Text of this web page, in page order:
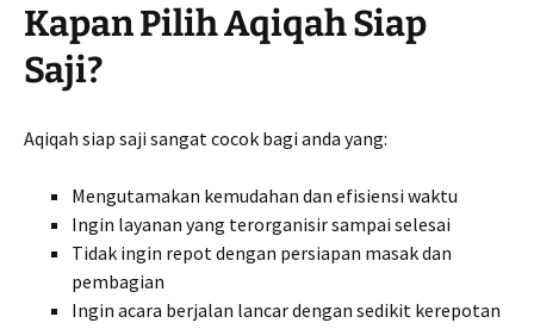
Kapan Pilih Aqiqah Siap
Saji?
Aqiqah siap saji sangat cocok bagi anda yang:
Mengutamakan kemudahan dan efisiensi waktu
Ingin layanan yang terorganisir sampai selesai
Tidak ingin repot dengan persiapan masak dan
pembagian
Ingin acara berjalan lancar dengan sedikit kerepotan